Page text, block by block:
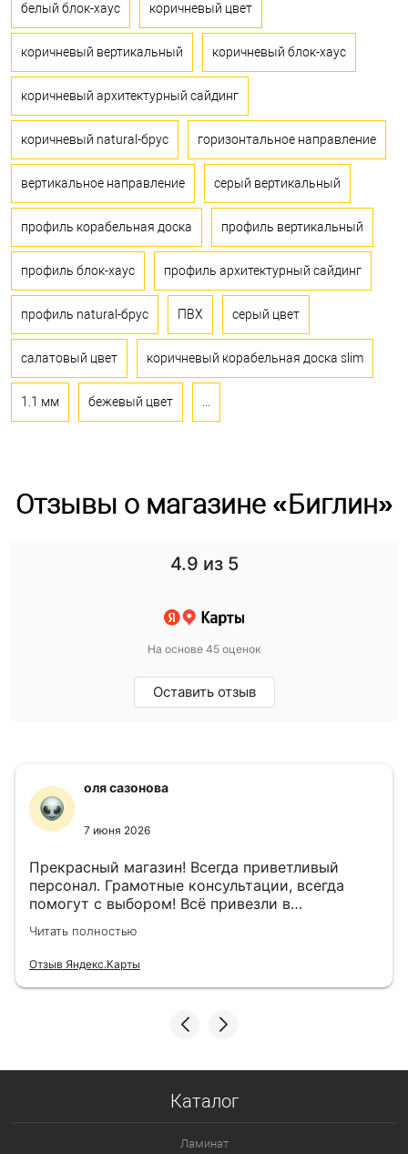
белый блок-хаус коричневый цвет
коричневый вертикальный коричневый блок-хаус
коричневый архитектурный сайдинг
коричневый natural-брус горизонтальное направление
вертикальное направление серый вертикальный
профиль корабельная доска профиль вертикальный
профиль блок-хаус профиль архитектурный сайдинг
профиль natural-брус ПВХ серый цвет
салатовый цвет коричневый корабельная доска slim
1.1 мм бежевый цвет
Отзывы о магазине «Биглин»
4.9 из 5
На основе 45 оценок
Оставить отзыв
оля сазонова
7 июня 2026
Прекрасный магазин! Всегда приветливый
персонал. Грамотные консультации, всегда
помогут с выбором! Всё привезли в
назначенный день!
Читать полностью
Отзыв Яндекс.Карты
Каталог
Ламинат